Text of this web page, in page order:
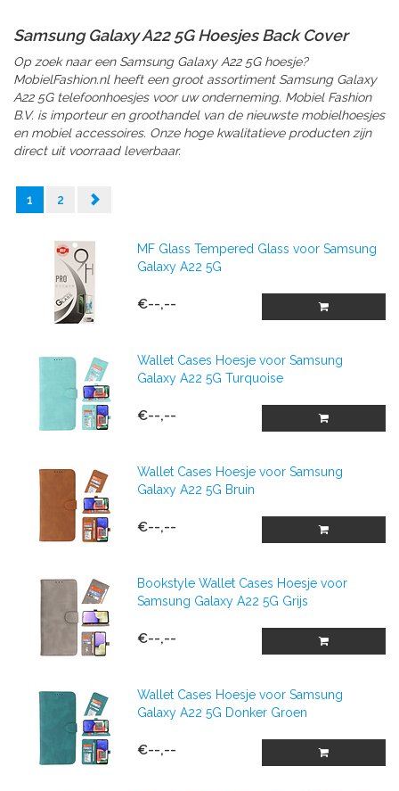
Samsung Galaxy A22 5G Hoesjes Back Cover
Op zoek naar een Samsung Galaxy A22 5G hoesje?
MobielFashion.nl heeft een groot assortiment Samsung Galaxy
A22 5G telefoonhoesjes voor uw onderneming. Mobiel Fashion
B.V. is importeur en groothandel van de nieuwste mobielhoesjes
en mobiel accessoires. Onze hoge kwalitatieve producten zijn
direct uit voorraad leverbaar.
1 2
MF Glass Tempered Glass voor Samsung
Galaxy A22 5G
€--,--
Wallet Cases Hoesje voor Samsung
Galaxy A22 5G Turquoise
€--,--
Wallet Cases Hoesje voor Samsung
Galaxy A22 5G Bruin
€--,--
Bookstyle Wallet Cases Hoesje voor
Samsung Galaxy A22 5G Grijs
€--,--
Wallet Cases Hoesje voor Samsung
Galaxy A22 5G Donker Groen
€--,--